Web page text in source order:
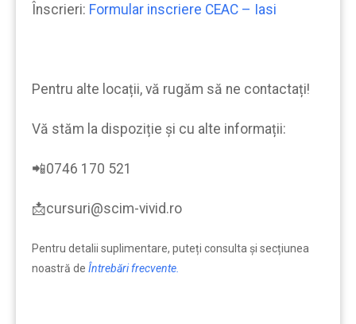
Înscrieri: Formular inscriere CEAC – Iasi
Pentru alte locații, vă rugăm să ne contactați!
Vă stăm la dispoziție şi cu alte informații:
📲0746 170 521
📩cursuri@scim-vivid.ro
Pentru detalii suplimentare, puteți consulta şi secțiunea
noastră de Întrebări frecvente.